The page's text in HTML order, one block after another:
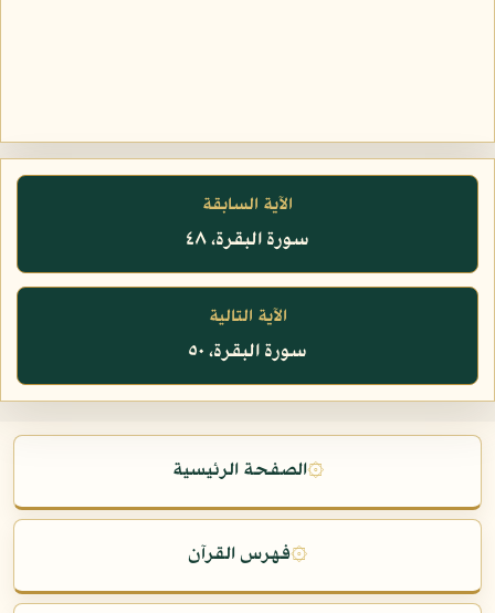
الآية السابقة
سورة البقرة، ٤٨
الآية التالية
سورة البقرة، ٥٠
۞الصفحة الرئيسية
۞فهرس القرآن